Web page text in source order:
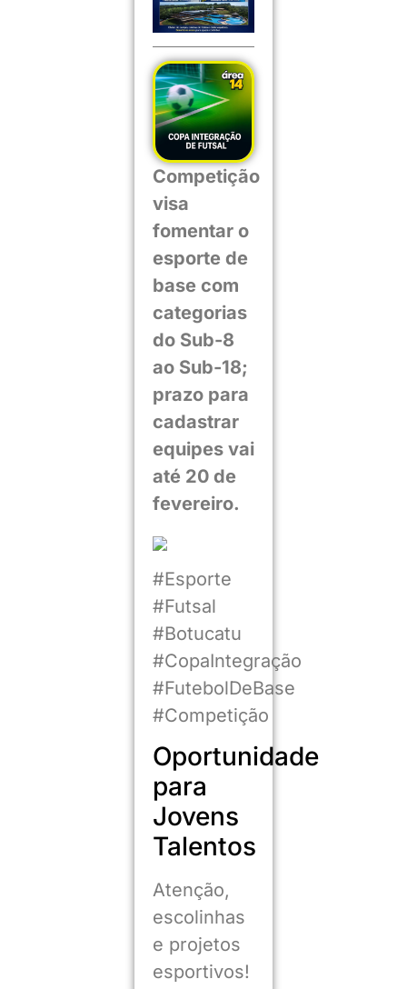
Competição
visa
fomentar o
esporte de
base com
categorias
do Sub-8
ao Sub-18;
prazo para
cadastrar
equipes vai
até 20 de
fevereiro.
#Esporte
#Futsal
#Botucatu
#CopaIntegração
#FutebolDeBase
#Competição
Oportunidade
para
Jovens
Talentos
Atenção,
escolinhas
e projetos
esportivos!